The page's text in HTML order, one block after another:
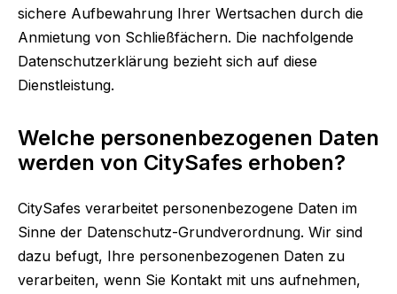
sichere Aufbewahrung Ihrer Wertsachen durch die
Anmietung von Schließfächern. Die nachfolgende
Datenschutzerklärung bezieht sich auf diese
Dienstleistung.
Welche personenbezogenen Daten
werden von CitySafes erhoben?
CitySafes verarbeitet personenbezogene Daten im
Sinne der Datenschutz-Grundverordnung. Wir sind
dazu befugt, Ihre personenbezogenen Daten zu
verarbeiten, wenn Sie Kontakt mit uns aufnehmen,